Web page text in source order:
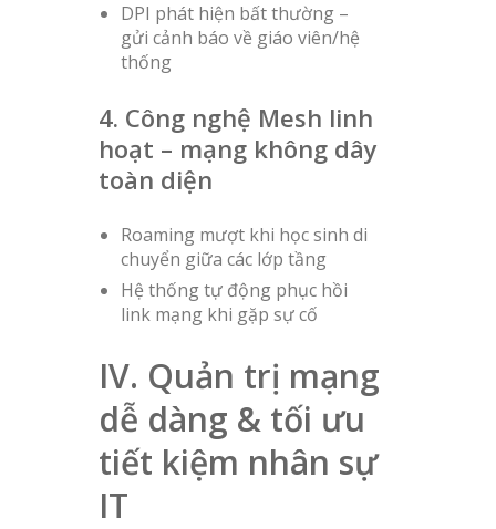
DPI phát hiện bất thường –
gửi cảnh báo về giáo viên/hệ
thống
4. Công nghệ Mesh linh
hoạt – mạng không dây
toàn diện
Roaming mượt khi học sinh di
chuyển giữa các lớp tầng
Hệ thống tự động phục hồi
link mạng khi gặp sự cố
IV. Quản trị mạng
dễ dàng & tối ưu
tiết kiệm nhân sự
IT